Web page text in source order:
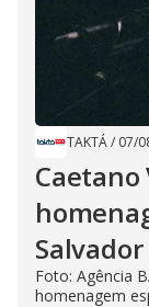
TAKTÁ/ 07/
Caetano
Foto: Agência
homenagem